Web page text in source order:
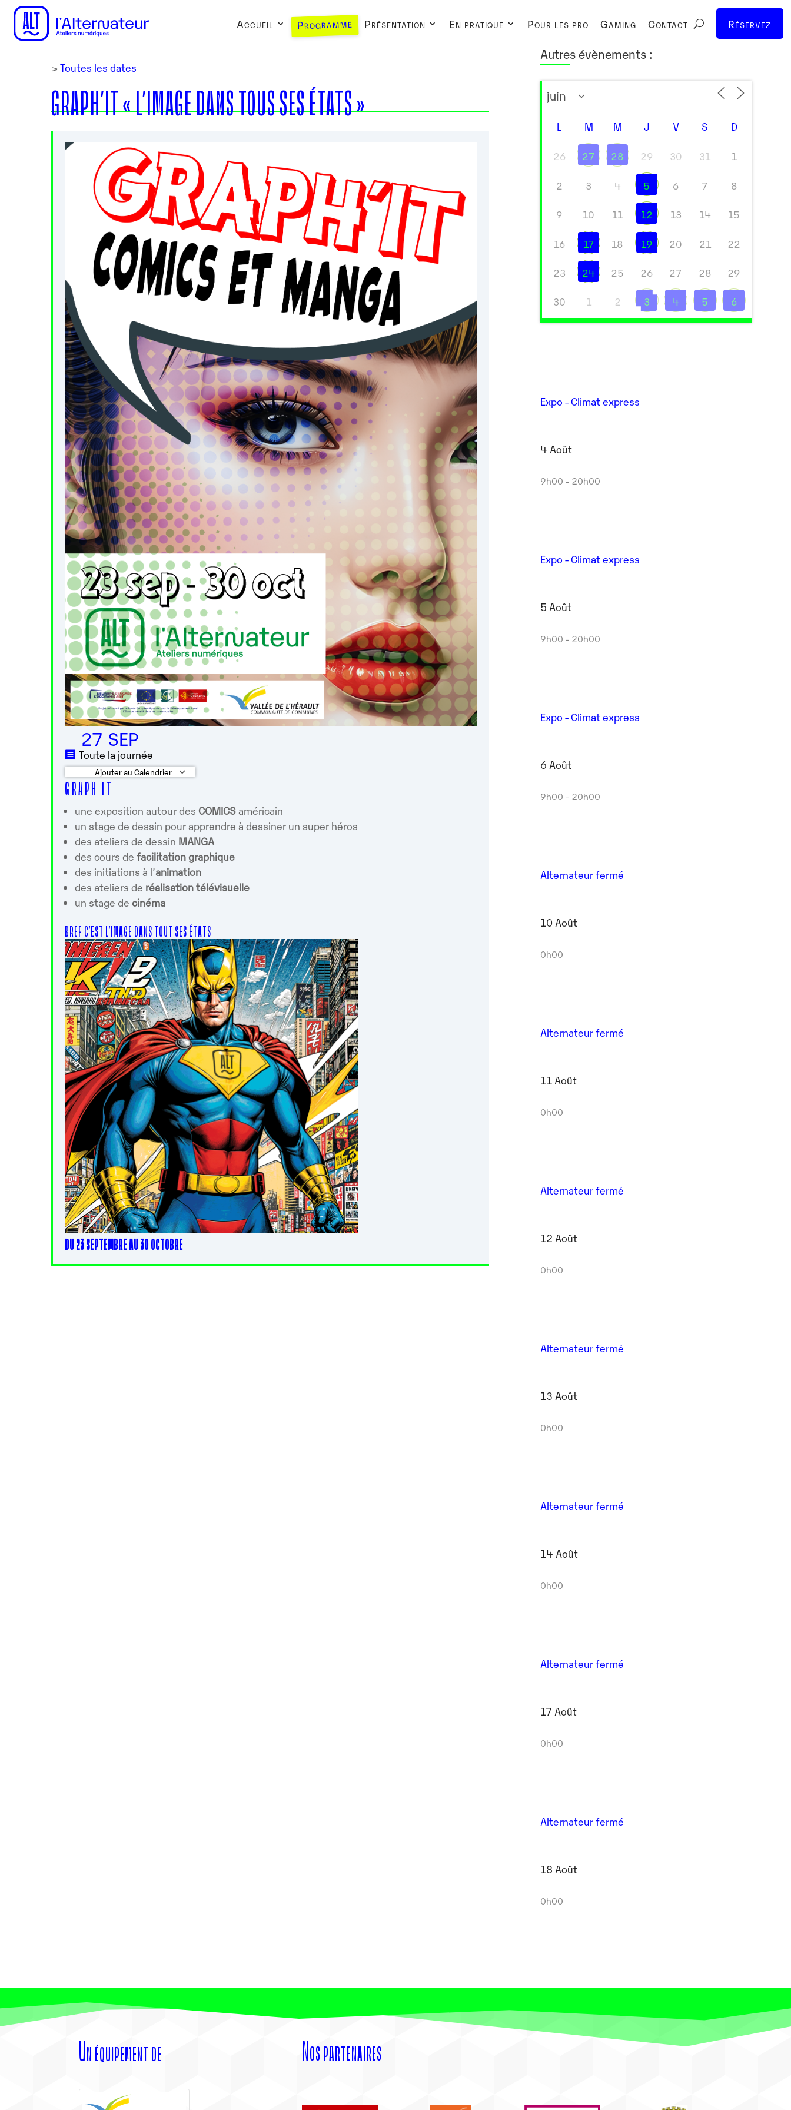
Accueil Programme Présentation En pratique Pour les pro Gaming Contact Réservez
> Toutes les dates
GRAPH’IT « L’IMAGE DANS TOUS SES ÉTATS »
27 SEP
Toute la journée
Ajouter au Calendrier
Télécharger ICS Outlook Live
G R A P H I T
une exposition autour desCOMICSaméricain
un stage de dessin pour apprendre à dessiner un super héros
des ateliers de dessin MANGA
des cours defacilitation graphique
des initiations à l’animation
des ateliers de réalisation télévisuelle
un stage decinéma
BREF C’EST L’IMAGE DANS TOUT SES ÉTATS
DU 23 SEPTEMBRE AU 30 OCTOBRE
Autres évènements :
L M M J V S D
26 27 28 29 30 31 1
2 3 4 5 6 7 8
9 10 11 12 13 14 15
16 17 18 19 20 21 22
23 24 25 26 27 28 29
30 1 2 3 4 5 6
Expo - Climat express
4 Août
9h00 - 20h00
Expo - Climat express
5 Août
9h00 - 20h00
Expo - Climat express
6 Août
9h00 - 20h00
Alternateur fermé
10 Août
0h00
Alternateur fermé
11 Août
0h00
Alternateur fermé
12 Août
0h00
Alternateur fermé
13 Août
0h00
Alternateur fermé
14 Août
0h00
Alternateur fermé
17 Août
0h00
Alternateur fermé
18 Août
0h00
Un équipement de Nos partenaires